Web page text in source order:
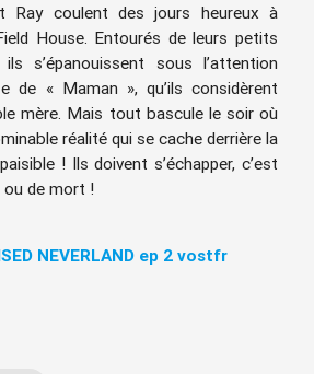
Ray coulent des jours heureux à
House. Entourés de leurs petits
s’épanouissent sous l’attention
de « Maman », qu’ils considèrent
mère. Mais tout bascule le soir où
réalité qui se cache derrière la
! Ils doivent s’échapper, c’est
ou de mort !
NEVERLAND ep 2 vostfr